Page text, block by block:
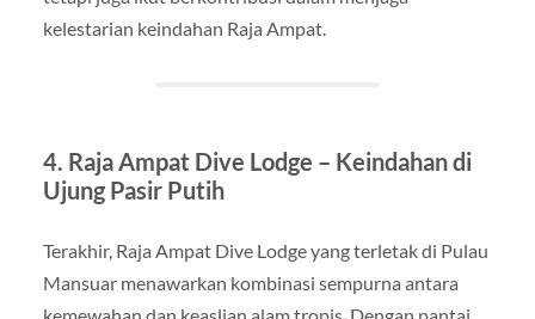
kelestarian keindahan Raja Ampat.
4. Raja Ampat Dive Lodge – Keindahan di
Ujung Pasir Putih
Terakhir, Raja Ampat Dive Lodge yang terletak di Pulau
Mansuar menawarkan kombinasi sempurna antara